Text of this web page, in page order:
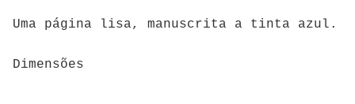
Uma página lisa, manuscrita a tinta azul.
Dimensões